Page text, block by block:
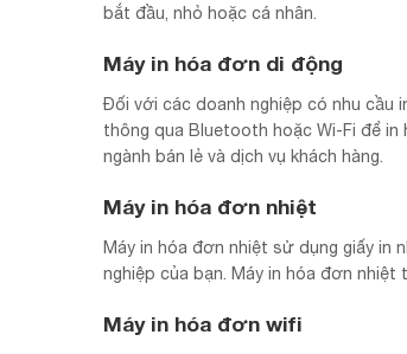
bắt đầu, nhỏ hoặc cá nhân.
Máy in hóa đơn di động
Đối với các doanh nghiệp có nhu cầu
thông qua Bluetooth hoặc Wi-Fi để
ngành bán lẻ và dịch vụ khách hàng.
Máy in hóa đơn nhiệt
Máy in hóa đơn nhiệt sử dụng giấy in
nghiệp của bạn. Máy in hóa đơn
Máy in hóa đơn wifi